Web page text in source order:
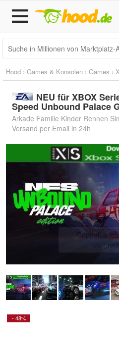
Hood › Games & Konsolen › Games ›
NEU für XBOX
Speed Unbound Palace
Arkade Familie Kinder Rennen
Versand per Email in 24h
Doppelt
- 48%